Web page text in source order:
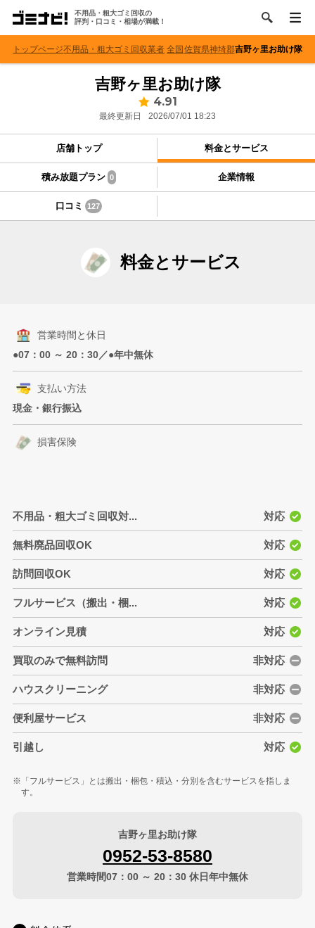
不用品・粗大ゴミ回収の
評判・口コミ・相場が満載！
トップページ不用品・粗大ゴミ回収業者 全国 佐賀県神埼郡吉野ヶ里お助け隊
吉野ヶ里お助け隊
4.91
最終更新日 2026/07/01 18:23
店舗トップ 料金とサービス
積み放題プラン 0 企業情報
口コミ 127
料金とサービス
営業時間と休日
●07：00 ～ 20：30／●年中無休
支払い方法
現金・銀行振込
損害保険
不用品・粗大ゴミ回収対... 対応
無料廃品回収OK 対応
訪問回収OK 対応
フルサービス（搬出・梱... 対応
オンライン見積 対応
買取のみで無料訪問 非対応
ハウスクリーニング 非対応
便利屋サービス 非対応
引越し 対応
「フルサービス」とは搬出・梱包・積込・分別を含むサービスを指しま
す。
吉野ヶ里お助け隊
0952-53-8580
営業時間07：00 ～ 20：30 休日年中無休